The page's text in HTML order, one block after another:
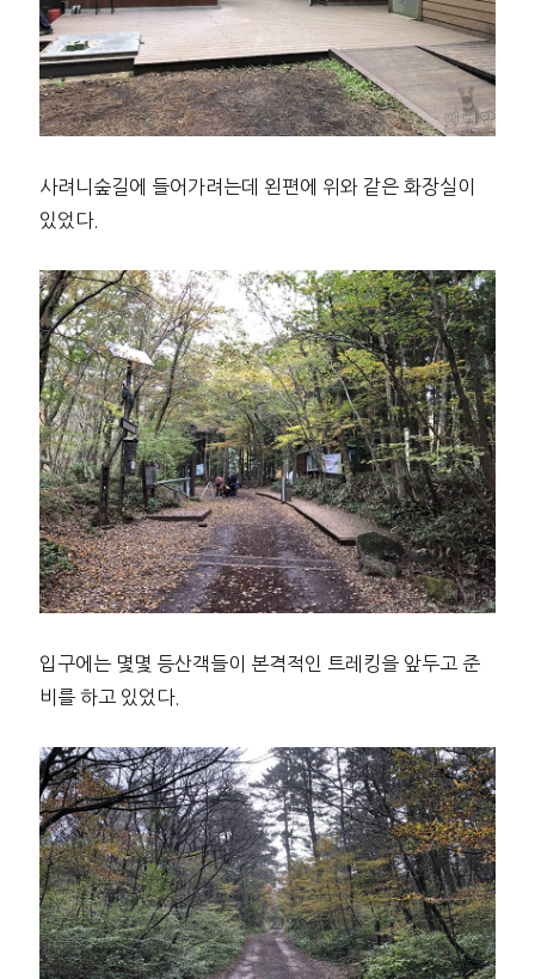
사려니숲길에 들어가려는데 왼편에 위와 같은 화장실이
있었다.
입구에는 몇몇 등산객들이 본격적인 트레킹을 앞두고 준
비를 하고 있었다.